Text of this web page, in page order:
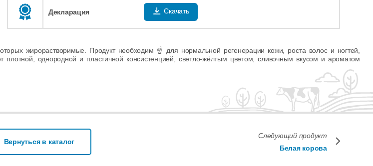
Декларация Скачать
жирорастворимые. Продукт необходим ☝️ для нормальной регенерации кожи, роста волос и ногтей,
плотной, однородной и пластичной консистенцией, светло-жёлтым цветом, сливочным вкусом и ароматом
Вернуться в каталог
Следующий продукт
Белая корова